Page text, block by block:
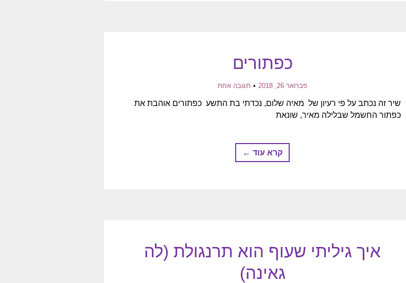
כפתורים
פברואר 26, 2018 תגובה אחת
שיר זה נכתב על פי רעיון של מאיה שלום, נכדתי בת התשע כפתורים אוהבת את
כפתור החשמל שבלילה מאיר, שונאת
קרא עוד ←
איך גיליתי שעוף הוא תרנגולת (לה
גאינה)